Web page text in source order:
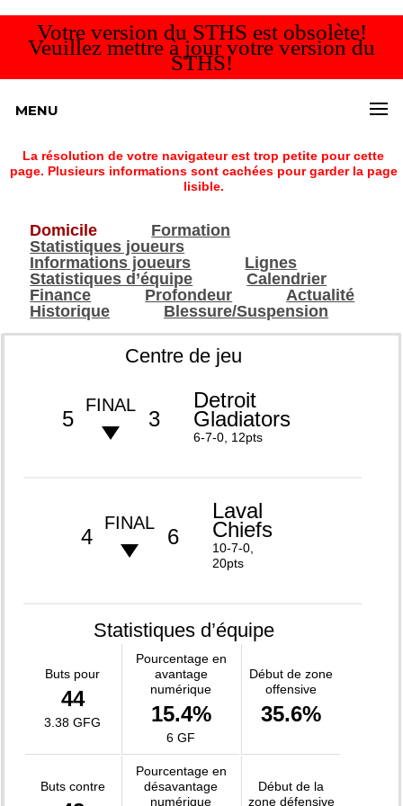
Votre version du STHS est obsolète!
Veuillez mettre à jour votre version du
STHS!
MENU
La résolution de votre navigateur est trop petite pour cette
page. Plusieurs informations sont cachées pour garder la page
lisible.
Domicile
Formation
Statistiques joueurs
Informations joueurs
Lignes
Statistiques d’équipe
Calendrier
Finance
Profondeur
Actualité
Historique
Blessure/Suspension
Centre de jeu
5
FINAL
3
Detroit
Gladiators
6-7-0, 12pts
4
FINAL
6
Laval
Chiefs
10-7-0,
20pts
Statistiques d’équipe
Buts pour
44
3.38 GFG
Pourcentage en
avantage
numérique
15.4%
6 GF
Début de zone
offensive
35.6%
Buts contre
Pourcentage en
désavantage
numérique
Début de la
zone défensive